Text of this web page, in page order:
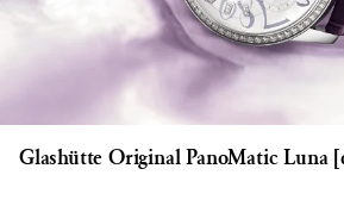
Glashütte Original PanoMatic Luna